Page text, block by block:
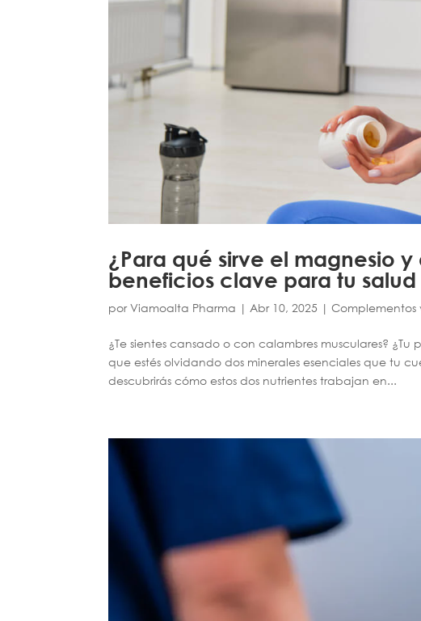
¿Para qué sirve el magnesio
beneficios clave para tu salud
porViamoalta Pharma | Abr 10, 2025 |Complementos
¿Te sientes cansado o con calambres musculares?
que estés olvidando dos minerales esenciales que tu
descubrirás cómo estos dos nutrientes trabajan en...